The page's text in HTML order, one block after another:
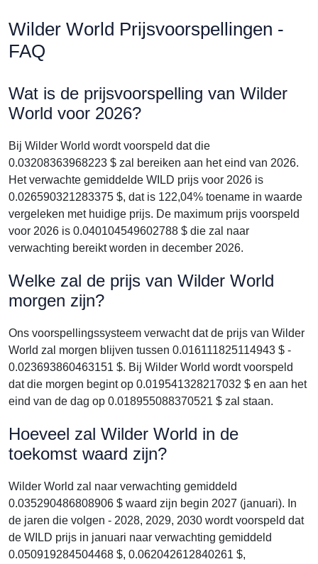
Wilder World Prijsvoorspellingen -
FAQ
Wat is de prijsvoorspelling van Wilder
World voor 2026?
Bij Wilder World wordt voorspeld dat die
0.03208363968223 $ zal bereiken aan het eind van 2026.
Het verwachte gemiddelde WILD prijs voor 2026 is
0.026590321283375 $, dat is 122,04% toename in waarde
vergeleken met huidige prijs. De maximum prijs voorspeld
voor 2026 is 0.040104549602788 $ die zal naar
verwachting bereikt worden in december 2026.
Welke zal de prijs van Wilder World
morgen zijn?
Ons voorspellingssysteem verwacht dat de prijs van Wilder
World zal morgen blijven tussen 0.016111825114943 $ -
0.023693860463151 $. Bij Wilder World wordt voorspeld
dat die morgen begint op 0.019541328217032 $ en aan het
eind van de dag op 0.018955088370521 $ zal staan.
Hoeveel zal Wilder World in de
toekomst waard zijn?
Wilder World zal naar verwachting gemiddeld
0.035290486808906 $ waard zijn begin 2027 (januari). In
de jaren die volgen - 2028, 2029, 2030 wordt voorspeld dat
de WILD prijs in januari naar verwachting gemiddeld
0.050919284504468 $, 0.062042612840261 $,